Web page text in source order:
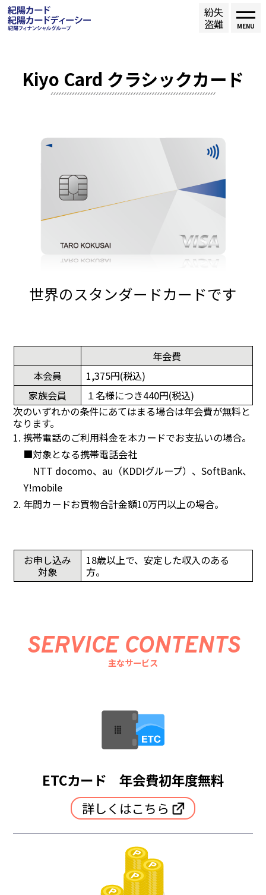
紛失
盗難
MENU
Kiyo Card クラシックカード
世界のスタンダードカードです
年会費
本会員
1,375円(税込)
家族会員
１名様につき440円(税込)
次のいずれかの条件にあてはまる場合は年会費が無料と
なります。
1. 携帯電話のご利用料金を本カードでお支払いの場合。
■対象となる携帯電話会社
NTT docomo、au（KDDIグループ）、SoftBank、
Y!mobile
2. 年間カードお買物合計金額10万円以上の場合。
お申し込み
対象
18歳以上で、安定した収入のある
方。
SERVICE CONTENTS
主なサービス
ETCカード 年会費初年度無料
詳しくはこちら